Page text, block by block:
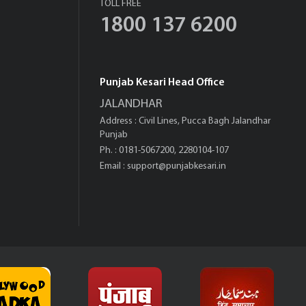
TOLL FREE
1800 137 6200
Punjab Kesari Head Office
JALANDHAR
Address : Civil Lines, Pucca Bagh Jalandhar
Punjab
Ph. : 0181-5067200, 2280104-107
Email : support@punjabkesari.in